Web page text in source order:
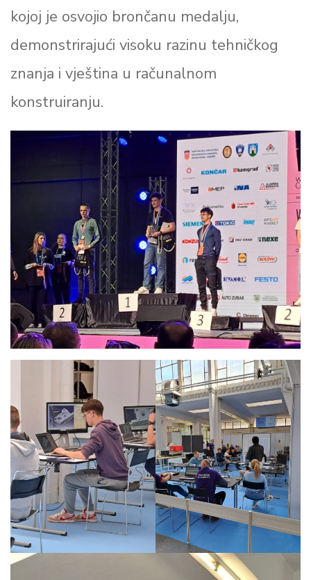
kojoj je osvojio brončanu medalju,
demonstrirajući visoku razinu tehničkog
znanja i vještina u računalnom
konstruiranju.